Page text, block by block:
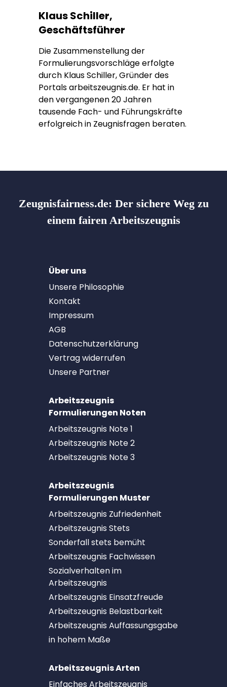
Klaus Schiller,
Geschäftsführer
Die Zusammenstellung der
Formulierungsvorschläge erfolgte
durch Klaus Schiller, Gründer des
Portals arbeitszeugnis.de. Er hat in
den vergangenen 20 Jahren
tausende Fach- und Führungskräfte
erfolgreich in Zeugnisfragen beraten.
Zeugnisfairness.de: Der sichere Weg zu
einem fairen Arbeitszeugnis
Über uns
Unsere Philosophie
Kontakt
Impressum
AGB
Datenschutzerklärung
Vertrag widerrufen
Unsere Partner
Arbeitszeugnis
Formulierungen Noten
Arbeitszeugnis Note 1
Arbeitszeugnis Note 2
Arbeitszeugnis Note 3
Arbeitszeugnis
Formulierungen Muster
Arbeitszeugnis Zufriedenheit
Arbeitszeugnis Stets
Sonderfall stets bemüht
Arbeitszeugnis Fachwissen
Sozialverhalten im
Arbeitszeugnis
Arbeitszeugnis Einsatzfreude
Arbeitszeugnis Belastbarkeit
Arbeitszeugnis Auffassungsgabe
in hohem Maße
Arbeitszeugnis Arten
Einfaches Arbeitszeugnis